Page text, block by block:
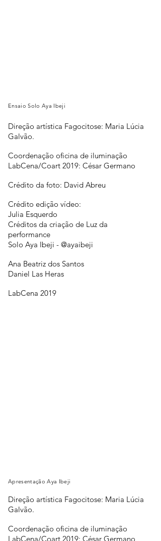
Direção artística Fagocitose: Maria Lúcia
Galvão.
Coordenação oficina de iluminação
LabCena/Coart 2019: César Germano
Crédito da foto: David Abreu
Crédito edição vídeo:
Julia Esquerdo
Créditos da criação de Luz da
performance
Solo Aya Ibeji - @ayaibeji
Ana Beatriz dos Santos
Daniel Las Heras
LabCena 2019
Ensaio Solo Aya Ibeji
Direção artística Fagocitose: Maria Lúcia
Galvão.
Coordenação oficina de iluminação
LabCena/Coart 2019: César Germano
Apresentação Aya Ibeji